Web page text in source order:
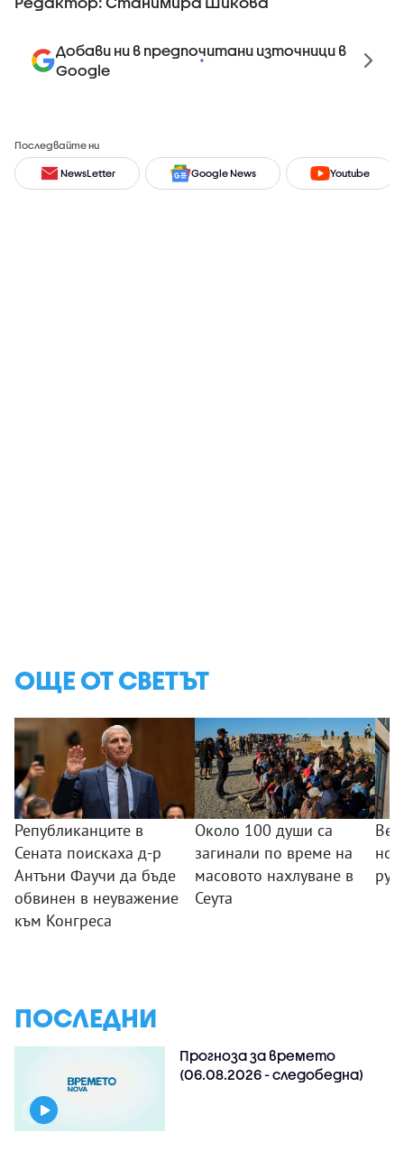
Добави ни в предпочитани източници в
Google
Последвайте ни
NewsLetter Google News Youtube
ОЩЕ ОТ СВЕТЪТ
Републиканците в
Сената поискаха д-р
Антъни Фаучи да бъде
обвинен в неуважение
към Конгреса
Около 100 души са
загинали по време на
масовото нахлуване в
Сеута
ПОСЛЕДНИ
Прогноза за времето
(06.08.2026 - следобедна)